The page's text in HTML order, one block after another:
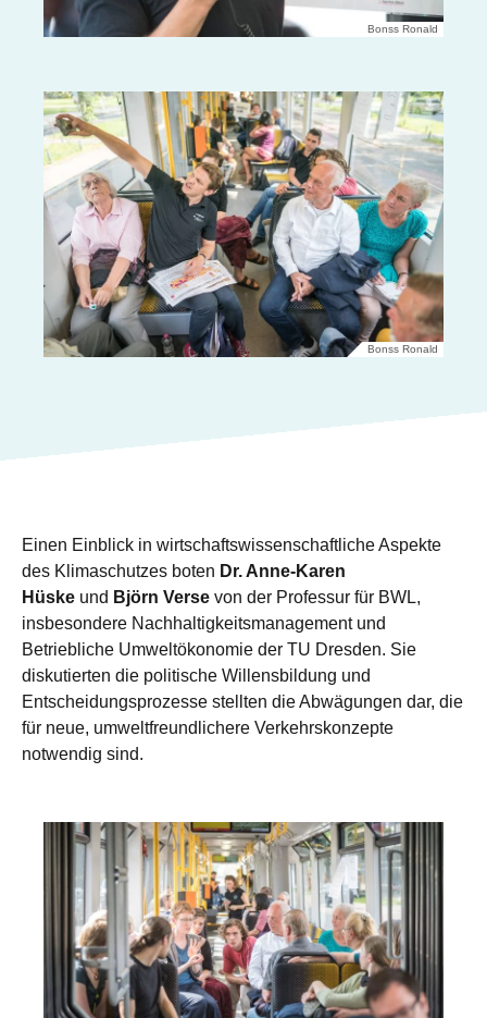
Bonss Ronald
Bonss Ronald
Einen Einblick in wirtschaftswissenschaftliche Aspekte
des Klimaschutzes boten Dr. Anne-Karen
Hüske und Björn Verse von der Professur für BWL,
insbesondere Nachhaltigkeitsmanagement und
Betriebliche Umweltökonomie der TU Dresden. Sie
diskutierten die politische Willensbildung und
Entscheidungsprozesse stellten die Abwägungen dar, die
für neue, umweltfreundlichere Verkehrskonzepte
notwendig sind.